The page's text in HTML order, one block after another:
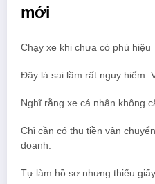
mới
Chạy xe khi chưa có phù hiệu
Đây là sai lầm rất nguy hiểm.
Nghĩ rằng xe cá nhân không
Chỉ cần có thu tiền vận
doanh.
Tự làm hồ sơ nhưng thiếu